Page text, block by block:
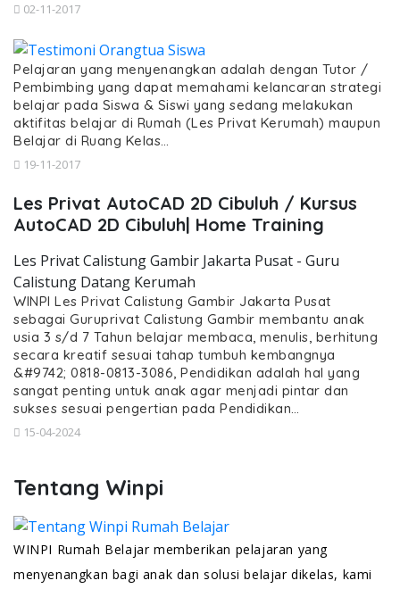
02-11-2017
Pelajaran yang menyenangkan adalah dengan Tutor /
Pembimbing yang dapat memahami kelancaran strategi
belajar pada Siswa & Siswi yang sedang melakukan
aktifitas belajar di Rumah (Les Privat Kerumah) maupun
Belajar di Ruang Kelas…
19-11-2017
Les Privat AutoCAD 2D Cibuluh / Kursus
AutoCAD 2D Cibuluh| Home Training
Les Privat Calistung Gambir Jakarta Pusat - Guru
Calistung Datang Kerumah
WINPI Les Privat Calistung Gambir Jakarta Pusat
sebagai Guruprivat Calistung Gambir membantu anak
usia 3 s/d 7 Tahun belajar membaca, menulis, berhitung
secara kreatif sesuai tahap tumbuh kembangnya
&#9742; 0818-0813-3086, Pendidikan adalah hal yang
sangat penting untuk anak agar menjadi pintar dan
sukses sesuai pengertian pada Pendidikan…
15-04-2024
Tentang Winpi
WINPI Rumah Belajar memberikan pelajaran yang
menyenangkan bagi anak dan solusi belajar dikelas, kami